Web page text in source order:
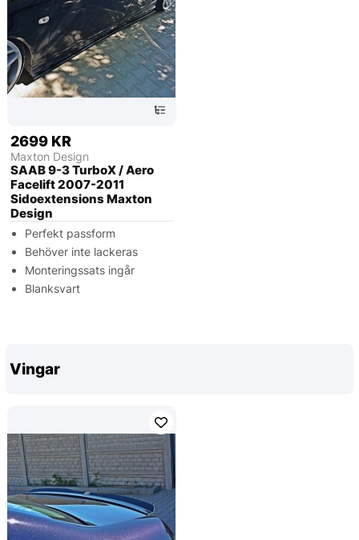
2699 KR
Maxton Design
SAAB 9-3 TurboX / Aero
Facelift 2007-2011
Sidoextensions Maxton
Design
Perfekt passform
Behöver inte lackeras
Monteringssats ingår
Blanksvart
Vingar